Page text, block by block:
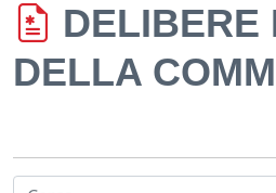
DELIBERE
DELLA